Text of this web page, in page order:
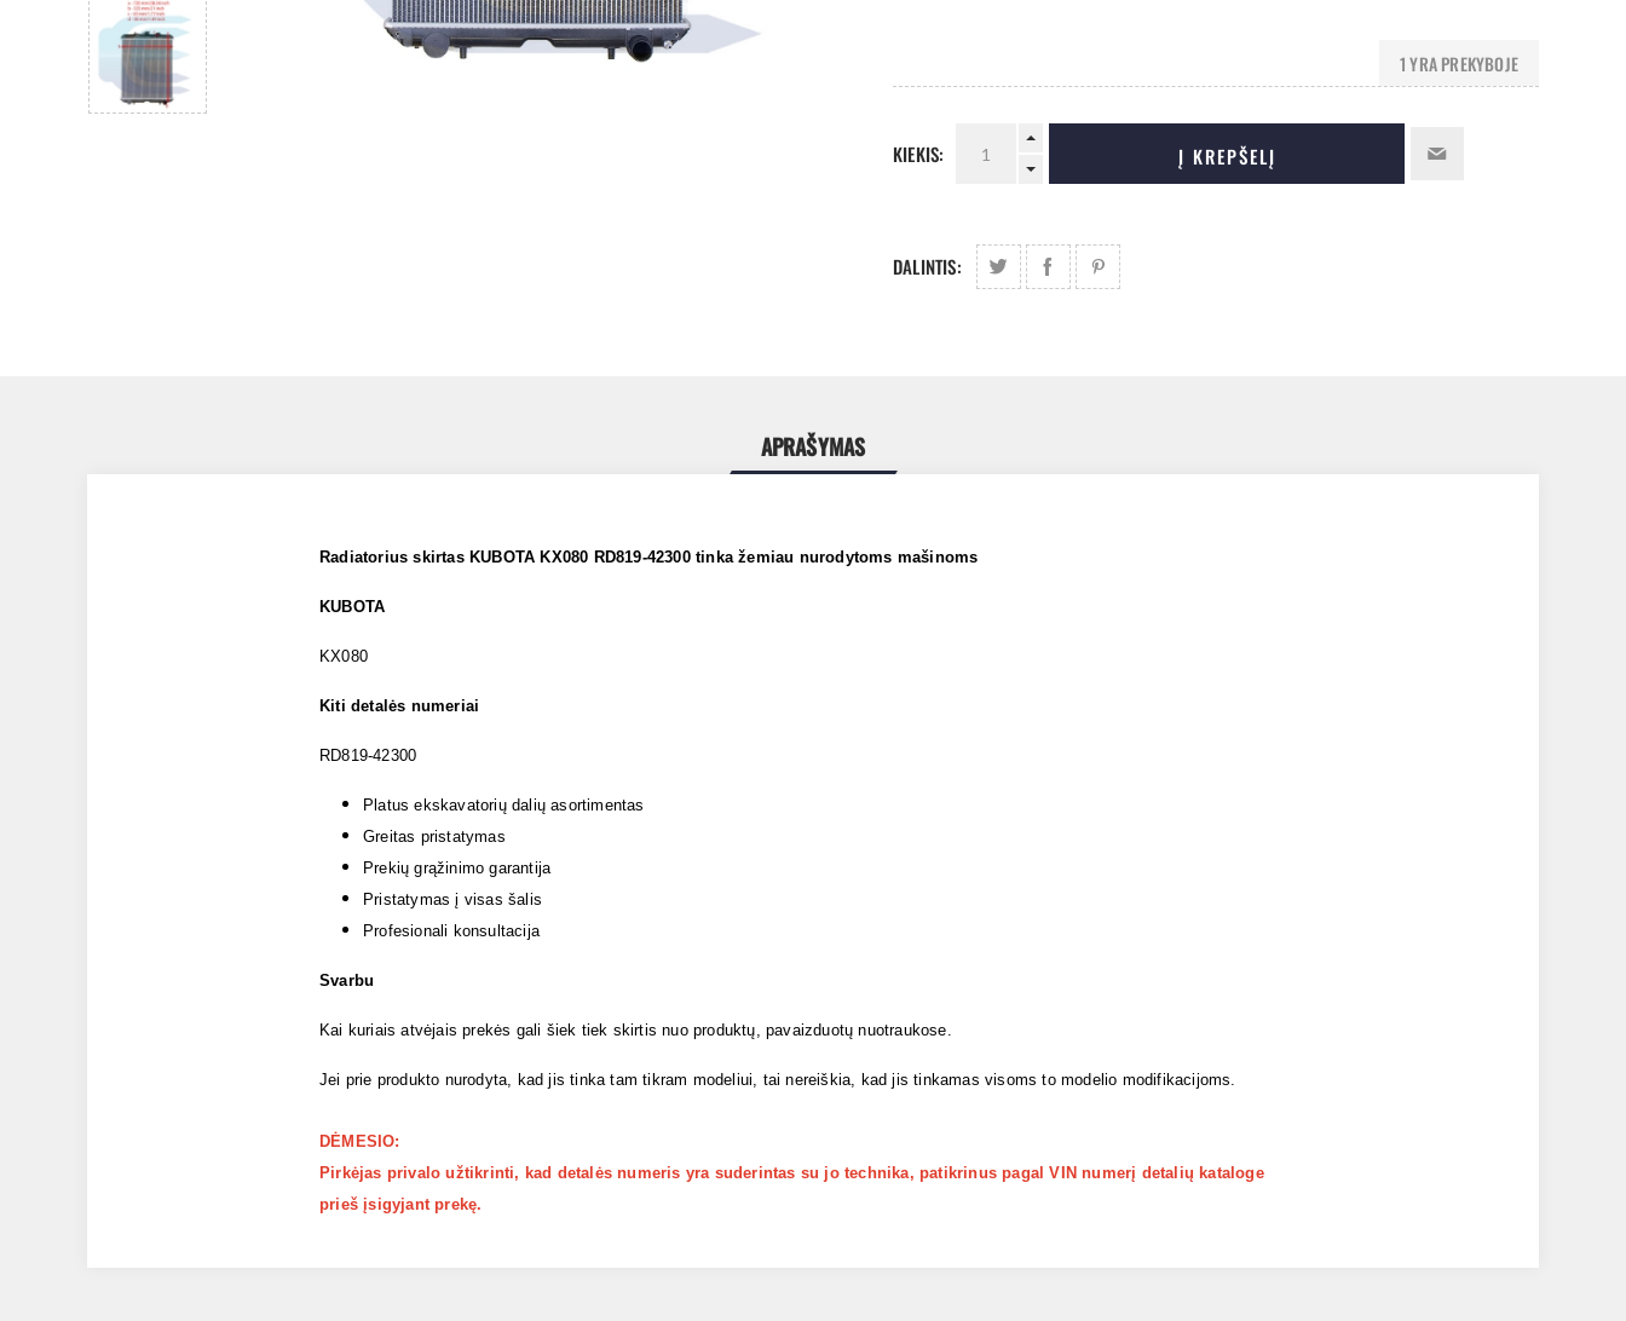
1 YRA PREKYBOJE
KIEKIS: Į KREPŠELĮ
DALINTIS:
APRAŠYMAS
Radiatorius skirtas KUBOTA KX080 RD819-42300 tinka žemiau nurodytoms mašinoms
KUBOTA
KX080
Kiti detalės numeriai
RD819-42300
Platus ekskavatorių dalių asortimentas
Greitas pristatymas
Prekių grąžinimo garantija
Pristatymas į visas šalis
Profesionali konsultacija
Svarbu
Kai kuriais atvėjais prekės gali šiek tiek skirtis nuo produktų, pavaizduotų nuotraukose.
Jei prie produkto nurodyta, kad jis tinka tam tikram modeliui, tai nereiškia, kad jis tinkamas visoms to modelio modifikacijoms.
DĖMESIO:
Pirkėjas privalo užtikrinti, kad detalės numeris yra suderintas su jo technika, patikrinus pagal VIN numerį detalių kataloge
prieš įsigyjant prekę.